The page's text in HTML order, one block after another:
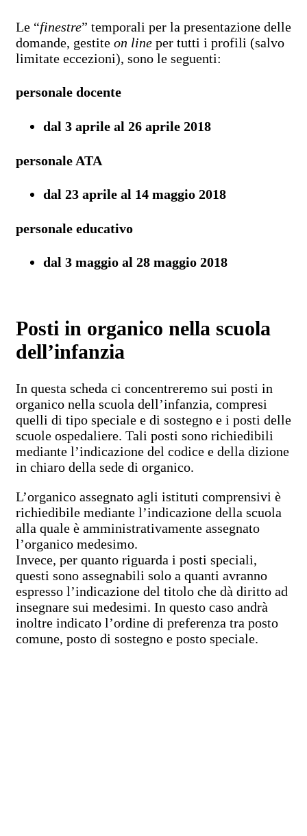
Le “finestre” temporali per la presentazione delle
domande, gestite on line per tutti i profili (salvo
limitate eccezioni), sono le seguenti:
personale docente
dal 3 aprile al 26 aprile 2018
personale ATA
dal 23 aprile al 14 maggio 2018
personale educativo
dal 3 maggio al 28 maggio 2018
Posti in organico nella scuola
dell’infanzia
In questa scheda ci concentreremo sui posti in
organico nella scuola dell’infanzia, compresi
quelli di tipo speciale e di sostegno e i posti delle
scuole ospedaliere. Tali posti sono richiedibili
mediante l’indicazione del codice e della dizione
in chiaro della sede di organico.
L’organico assegnato agli istituti comprensivi è
richiedibile mediante l’indicazione della scuola
alla quale è amministrativamente assegnato
l’organico medesimo.
Invece, per quanto riguarda i posti speciali,
questi sono assegnabili solo a quanti avranno
espresso l’indicazione del titolo che dà diritto ad
insegnare sui medesimi. In questo caso andrà
inoltre indicato l’ordine di preferenza tra posto
comune, posto di sostegno e posto speciale.